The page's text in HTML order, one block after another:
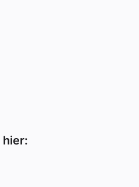
hier: